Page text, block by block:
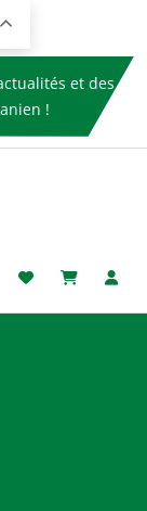
et des
!